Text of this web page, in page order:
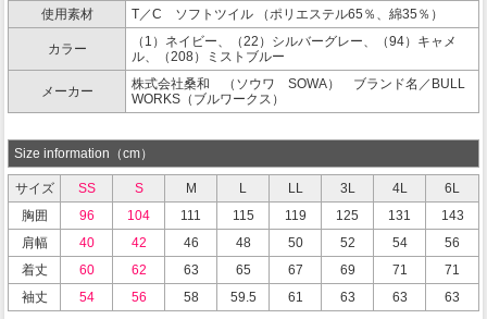
使用素材
T／C ソフトツイル （ポリエステル65％、綿35％）
カラー
（1）ネイビー、（22）シルバーグレー、（94）キャメ
ル、（208）ミストブルー
メーカー
株式会社桑和 （ソウワ SOWA） ブランド名／BULL
WORKS（ブルワークス）
Size information（cm）
サイズ SS S M L LL 3L 4L
6L
胸囲
96 104 111 115 119 125 131
143
肩幅
40 42 46 48 50 52 54
56
着丈
60 62 63 65 67 69 71
71
袖丈
54 56 58 59.5 61 63 63
63